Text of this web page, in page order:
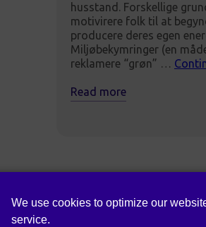
We use cookies to optimize our
service.
husstand. Forskellige
motivirere folk til at
producere deres egen
Miljøbekymringer (en
reklamere “grøn” …
Read more